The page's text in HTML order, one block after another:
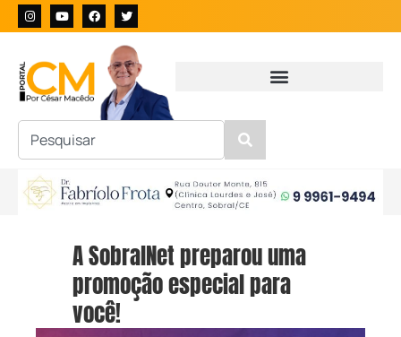
A SobralNet preparou uma
promoção especial para
você!